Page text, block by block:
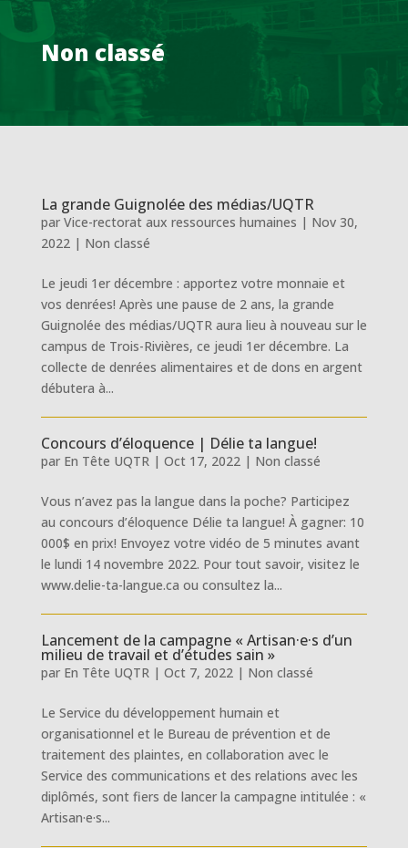
Non classé
La grande Guignolée des médias/UQTR
par Vice-rectorat aux ressources humaines | Nov 30,
2022| Non classé
Le jeudi 1er décembre : apportez votre monnaie et
vos denrées! Après une pause de 2 ans, la grande
Guignolée des médias/UQTR aura lieu à nouveau sur le
campus de Trois-Rivières, ce jeudi 1er décembre. La
collecte de denrées alimentaires et de dons en argent
débutera à...
Concours d’éloquence | Délie ta langue!
par En Tête UQTR| Oct 17, 2022| Non classé
Vous n’avez pas la langue dans la poche? Participez
au concours d’éloquence Délie ta langue! À gagner: 10
000$ en prix! Envoyez votre vidéo de 5 minutes avant
le lundi 14 novembre 2022. Pour tout savoir, visitez le
www.delie-ta-langue.ca ou consultez la...
Lancement de la campagne « Artisan·e·s d’un
milieu de travail et d’études sain »
par En Tête UQTR| Oct 7, 2022| Non classé
Le Service du développement humain et
organisationnel et le Bureau de prévention et de
traitement des plaintes, en collaboration avec le
Service des communications et des relations avec les
diplômés, sont fiers de lancer la campagne intitulée : «
Artisan·e·s...